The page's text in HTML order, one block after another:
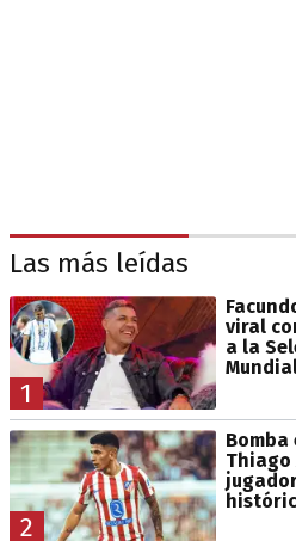
Las más leídas
1
viral
a la
2
Bomba
Thiago